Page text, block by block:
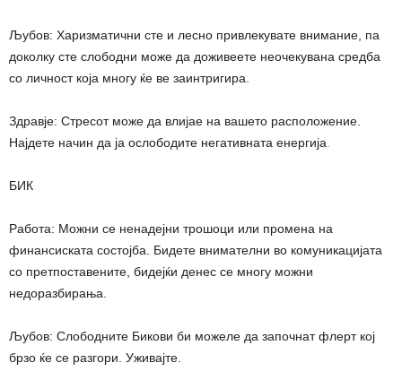
Љубов: Харизматични сте и лесно привлекувате внимание, па
доколку сте слободни може да доживеете неочекувана средба
со личност која многу ќе ве заинтригира.
Здравје: Стресот може да влијае на вашето расположение.
Најдете начин да ја ослободите негативната енергија
БИК
Работа: Можни се ненадејни трошоци или промена на
финансиската состојба. Бидете внимателни во комуникацијата
со претпоставените, бидејќи денес се многу можни
недоразбирања.
Љубов: Слободните Бикови би можеле да започнат флерт кој
брзо ќе се разгори. Уживајте.